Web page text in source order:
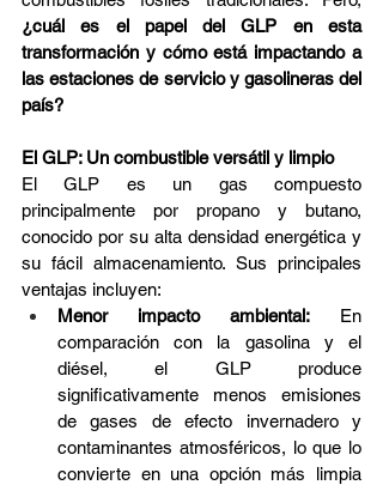
¿cuál es el papel del GLP en esta
transformación y cómo está impactando a
las estaciones de servicio y gasolineras del
país?
El GLP: Un combustible versátil y limpio
El GLP es un gas compuesto
principalmente por propano y butano,
conocido por su alta densidad energética y
su fácil almacenamiento. Sus principales
ventajas incluyen:
Menor impacto ambiental: En
comparación con la gasolina y el
diésel, el GLP produce
significativamente menos emisiones
de gases de efecto invernadero y
contaminantes atmosféricos, lo que lo
convierte en una opción más limpia